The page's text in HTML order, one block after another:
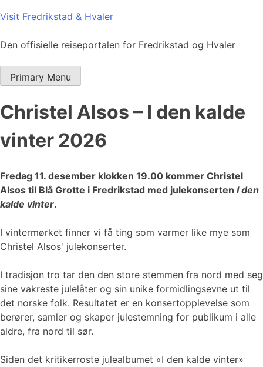
Skip
content
Visit Fredrikstad & Hvaler
Den offisielle reiseportalen for Fredrikstad og Hvaler
Primary Menu
Christel Alsos – I den kalde
vinter 2026
Fredag 11. desember klokken 19.00 kommer Christel
Alsos til Blå Grotte i Fredrikstad med julekonserten I den
kalde vinter.
I vintermørket finner vi få ting som varmer like mye som
Christel Alsos' julekonserter.
I tradisjon tro tar den den store stemmen fra nord med seg
sine vakreste julelåter og sin unike formidlingsevne ut til
det norske folk. Resultatet er en konsertopplevelse som
berører, samler og skaper julestemning for publikum i alle
aldre, fra nord til sør.
Siden det kritikerroste julealbumet «I den kalde vinter»